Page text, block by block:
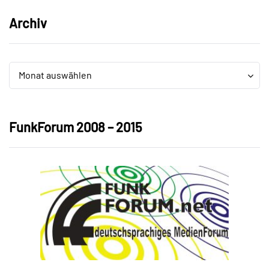
Archiv
Archiv
Monat auswählen
Archiv
FunkForum 2008 – 2015